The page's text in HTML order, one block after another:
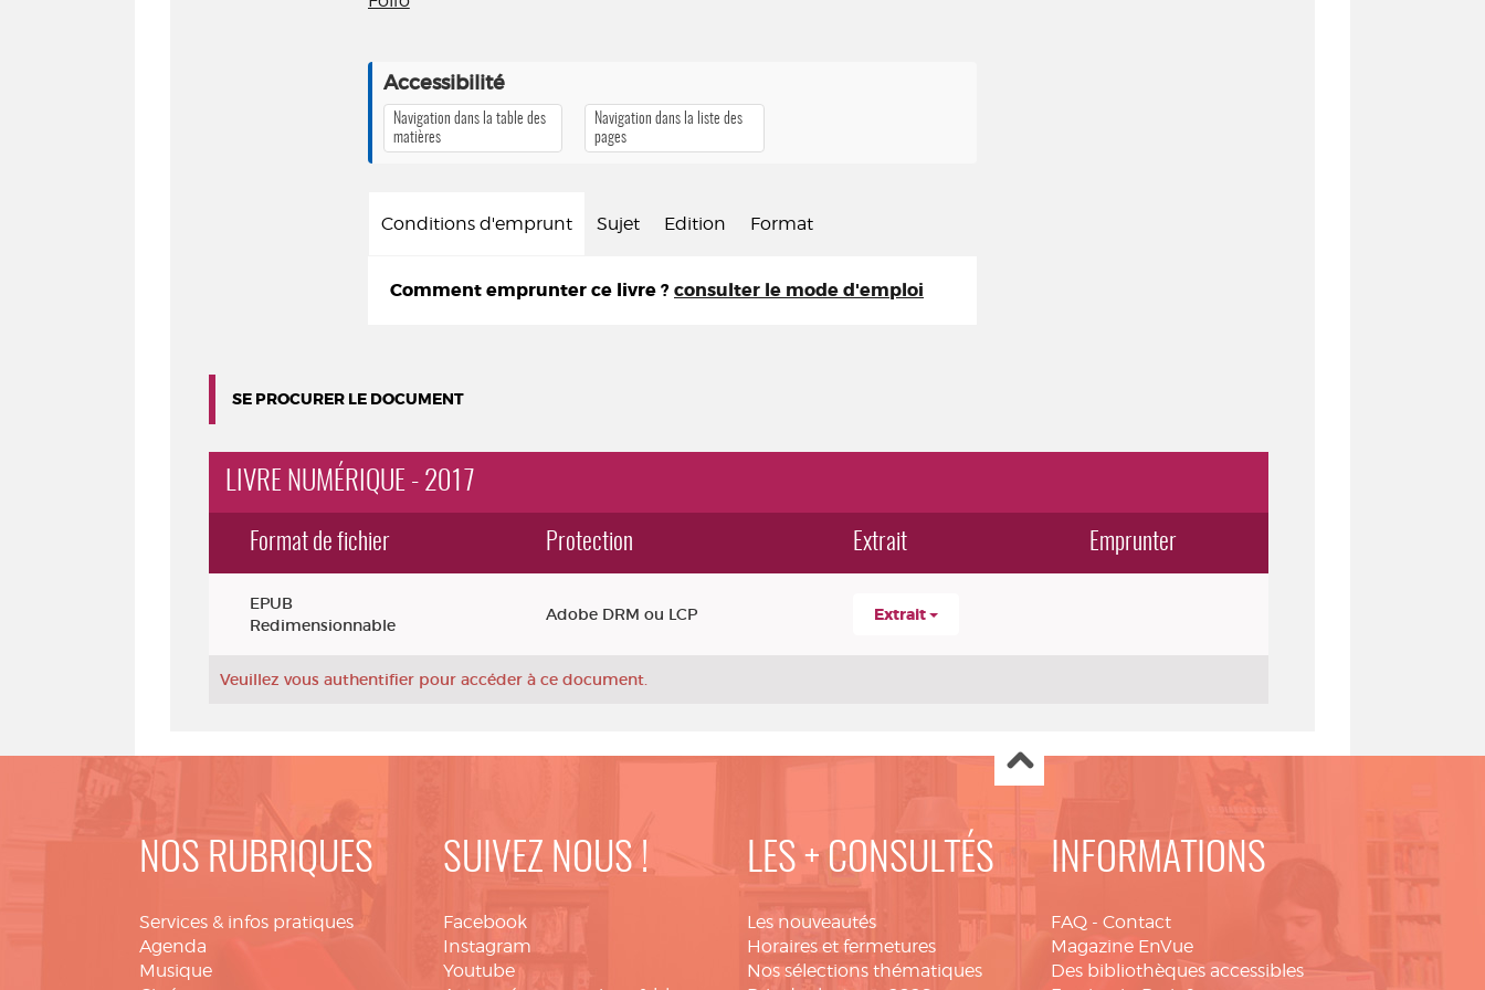
Accessibilité
Navigation dans la table des
matières
Navigation dans la liste des
pages
Conditions d'emprunt Sujet Edition Format
Comment emprunter ce livre ? consulter le mode d'emploi
SE PROCURER LE DOCUMENT
LIVRE NUMÉRIQUE - 2017
Format de fichier Protection Extrait Emprunter
EPUB
Redimensionnable
Adobe DRM ou LCP Extrait
Veuillez vous authentifier pour accéder à ce document.
NOS RUBRIQUES
Services & infos pratiques
Agenda
Musique
SUIVEZ NOUS !
Facebook
Instagram
Youtube
LES + CONSULTÉS
Les nouveautés
Horaires et fermetures
Nos sélections thématiques
INFORMATIONS
FAQ - Contact
Magazine EnVue
Des bibliothèques accessibles